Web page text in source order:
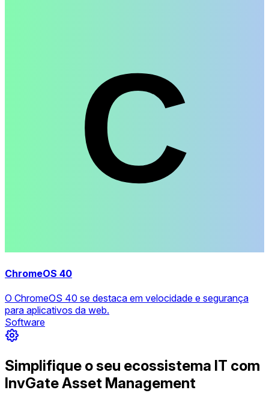
ChromeOS 40
O ChromeOS 40 se destaca em velocidade e segurança
para aplicativos da web.
Software
Simplifique o seu ecossistema IT com
InvGate Asset Management